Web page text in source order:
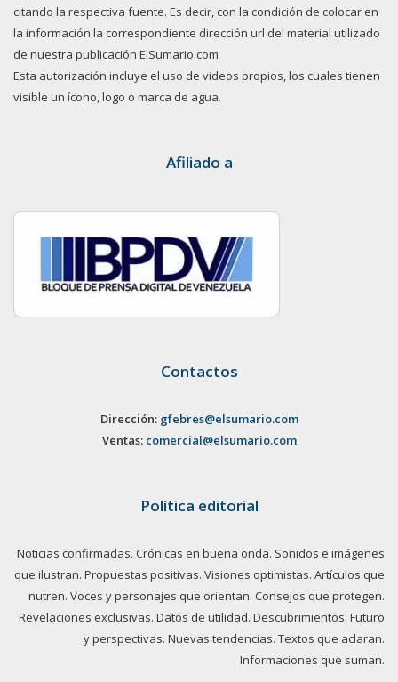
citando la respectiva fuente. Es decir, con la condición de colocar en
la información la correspondiente dirección url del material utilizado
de nuestra publicación ElSumario.com
Esta autorización incluye el uso de videos propios, los cuales tienen
visible un ícono, logo o marca de agua.
Afiliado a
Contactos
Dirección: gfebres@elsumario.com
Ventas: comercial@elsumario.com
Política editorial
Noticias confirmadas. Crónicas en buena onda. Sonidos e imágenes
que ilustran. Propuestas positivas. Visiones optimistas. Artículos que
nutren. Voces y personajes que orientan. Consejos que protegen.
Revelaciones exclusivas. Datos de utilidad. Descubrimientos. Futuro
y perspectivas. Nuevas tendencias. Textos que aclaran.
Informaciones que suman.